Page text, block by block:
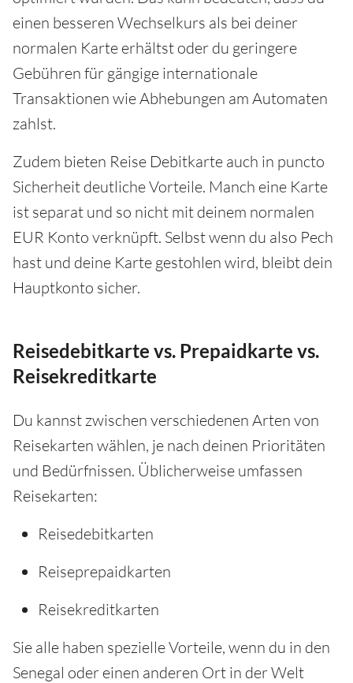
einen besseren Wechselkurs als bei deiner
normalen Karte erhältst oder du geringere
Gebühren für gängige internationale
Transaktionen wie Abhebungen am Automaten
zahlst.
Zudem bieten Reise Debitkarte auch in puncto
Sicherheit deutliche Vorteile. Manch eine Karte
ist separat und so nicht mit deinem normalen
EUR Konto verknüpft. Selbst wenn du also Pech
hast und deine Karte gestohlen wird, bleibt dein
Hauptkonto sicher.
Reisedebitkarte vs. Prepaidkarte vs.
Reisekreditkarte
Du kannst zwischen verschiedenen Arten von
Reisekarten wählen, je nach deinen Prioritäten
und Bedürfnissen. Üblicherweise umfassen
Reisekarten:
Reisedebitkarten
Reiseprepaidkarten
Reisekreditkarten
Sie alle haben spezielle Vorteile, wenn du in den
Senegal oder einen anderen Ort in der Welt